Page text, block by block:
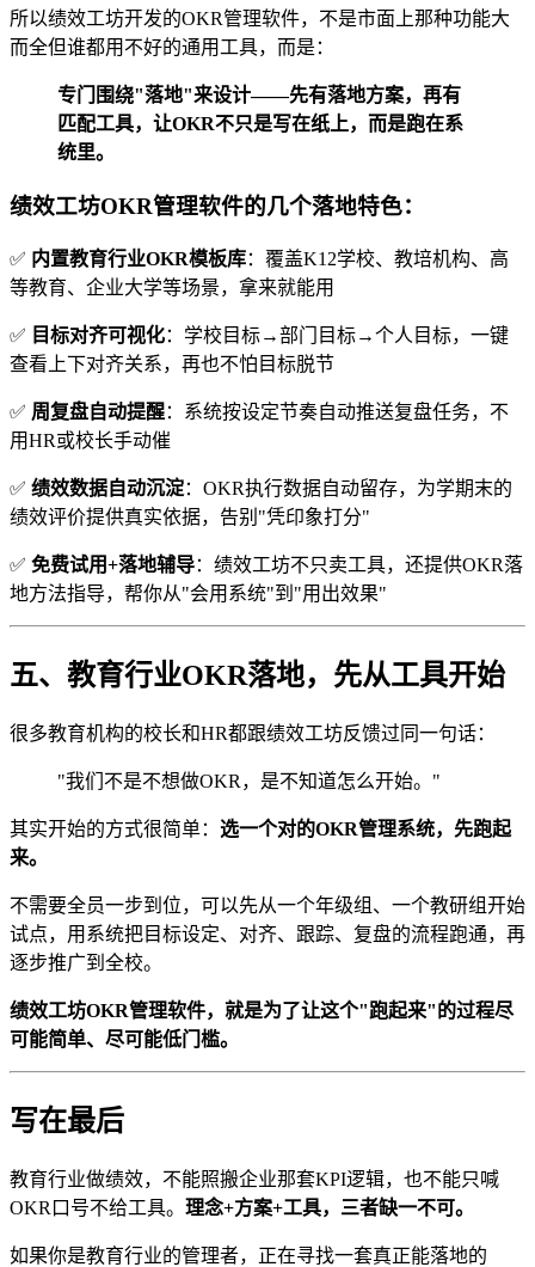
所以绩效工坊开发的OKR管理软件，不是市面上那种功能大
而全但谁都用不好的通用工具，而是：
专门围绕"落地"来设计——先有落地方案，再有
匹配工具，让OKR不只是写在纸上，而是跑在系
统里。
绩效工坊OKR管理软件的几个落地特色：
✅ 内置教育行业OKR模板库：覆盖K12学校、教培机构、高
等教育、企业大学等场景，拿来就能用
✅ 目标对齐可视化：学校目标→部门目标→个人目标，一键
查看上下对齐关系，再也不怕目标脱节
✅ 周复盘自动提醒：系统按设定节奏自动推送复盘任务，不
用HR或校长手动催
✅ 绩效数据自动沉淀：OKR执行数据自动留存，为学期末的
绩效评价提供真实依据，告别"凭印象打分"
✅ 免费试用+落地辅导：绩效工坊不只卖工具，还提供OKR落
地方法指导，帮你从"会用系统"到"用出效果"
五、教育行业OKR落地，先从工具开始
很多教育机构的校长和HR都跟绩效工坊反馈过同一句话：
"我们不是不想做OKR，是不知道怎么开始。"
其实开始的方式很简单： 选一个对的OKR管理系统，先跑起
来。
不需要全员一步到位，可以先从一个年级组、一个教研组开始
试点，用系统把目标设定、对齐、跟踪、复盘的流程跑通，再
逐步推广到全校。
绩效工坊OKR管理软件，就是为了让这个"跑起来"的过程尽
可能简单、尽可能低门槛。
写在最后
教育行业做绩效，不能照搬企业那套KPI逻辑，也不能只喊
OKR口号不给工具。 理念+方案+工具，三者缺一不可。
如果你是教育行业的管理者，正在寻找一套真正能落地的